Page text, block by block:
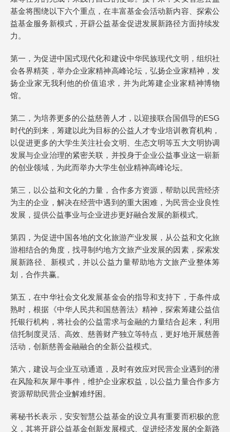
基金将围绕以下六个重点，在丰富基金会活动新内容、探索公
益基金服务新模式，开辟公益基金促进发展新路径方面持续发
力。
第一， 为促进中国式现代化和建设中华民族现代文明，组织社
会各界精英，举办企业家精神高峰论坛，弘扬企业家精神，发
扬企业家无我利他的价值追求，并为此筹建企业家精神博物
馆。
第二，为培养更多的公益慈善人才，以迎接联合国倡导的ESG
时代的到来，筹建以此为目标的公益人才专业培训教育机构，
以促进更多的大学生关注社会文明、生态文明等五大文明协调
发展与企业治理的紧密关联，并投身于企业公益事业这一崭新
的创业领域，为此而举办大学生创业精神高峰论坛。
第三，以公益和文化的力量，合作多方资源，帮助以民营经济
为主的企业，解决在经营中遇到的重大困难，为民营企业良性
发展，提供公益事业与企业进步更好融合发展的新模式。
第四，为促进中国各地的文化旅游产业发展，从公益和文化旅
游相结合的角度，找寻制约地方文旅产业发展的因素， 探索发
展新路径、新模式，并以公益力量帮助地方文旅产业整体筹
划，合作共赢。
第五，在中华社会文化发展基金会的指导和支持下，于条件成
熟时，根据《中华人民共和国慈善法》精神，探索筹建公益信
托银行机构，将社会的公益需求与金融的力量结合起来，利用
信托制度灵活、高效、慈善财产独立等特点，更好地开展慈善
活动， 创新慈善金融融合的全新公益模式。
第六，建设与企业互动通道，及时有效应对民营企业遇到的潜
在风险和灰犀牛事件，维护企业家权益，以公益力量合作多方
资源帮助民营企业解难纾困。
蒋秘书长表示，安安智慧公益基金的设立具有重要而积极的意
义，其将开辟公益基金创新发展模式、促进经济发展的全新路